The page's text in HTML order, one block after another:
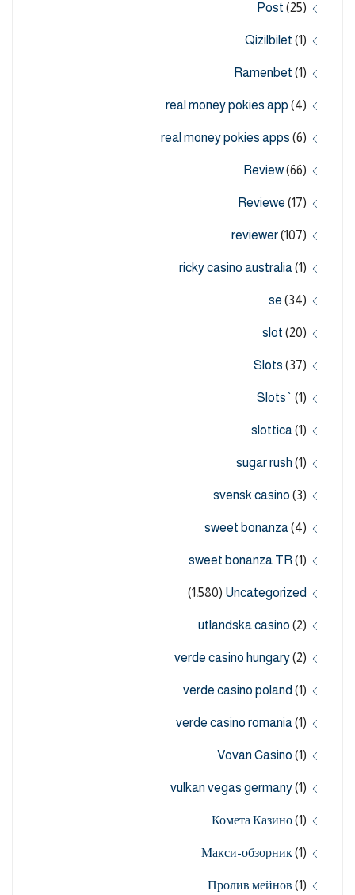
Post (25)
Qizilbilet (1)
Ramenbet (1)
real money pokies app (4)
real money pokies apps (6)
Review(66)
Reviewe (17)
reviewer(107)
ricky casino australia(1)
se (34)
slot (20)
Slots (37)
Slots` (1)
slottica(1)
sugar rush (1)
svensk casino (3)
sweet bonanza(4)
sweet bonanza TR(1)
Uncategorized (1٬580)
utlandska casino (2)
verde casino hungary(2)
verde casino poland (1)
verde casino romania(1)
Vovan Casino (1)
vulkan vegas germany(1)
Комета Казино(1)
Макси-обзорник(1)
Пролив мейнов (1)